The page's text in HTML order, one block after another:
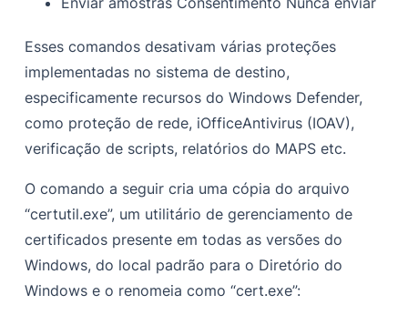
Esses comandos desativam várias proteções
implementadas no sistema de destino,
especificamente recursos do Windows Defender,
como proteção de rede, iOfficeAntivirus (IOAV),
verificação de scripts, relatórios do MAPS etc.
O comando a seguir cria uma cópia do arquivo
“certutil.exe”, um utilitário de gerenciamento de
certificados presente em todas as versões do
Windows, do local padrão para o Diretório do
Windows e o renomeia como “cert.exe”: